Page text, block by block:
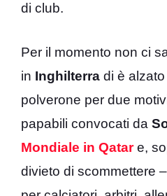
di club.
Per il momento non ci
in Inghilterra di è
polverone per due
papabili convocati da
Mondiale in Qatar e,
divieto di scommettere